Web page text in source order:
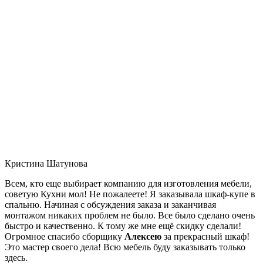
Кристина Шатунова
Всем, кто еще выбирает компанию для изготовления мебели,
советую Кухни мол! Не пожалеете! Я заказывала шкаф-купе в
спальню. Начиная с обсуждения заказа и заканчивая
монтажом никаких проблем не было. Все было сделано очень
быстро и качественно. К тому же мне ещё скидку сделали!
Огромное спасибо сборщику Алексею за прекрасный шкаф!
Это мастер своего дела! Всю мебель буду заказывать только
здесь.